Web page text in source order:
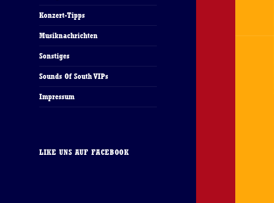
Konzert-Tipps
Musiknachrichten
Sonstiges
Sounds Of South VIPs
Impressum
LIKE UNS AUF FACEBOOK